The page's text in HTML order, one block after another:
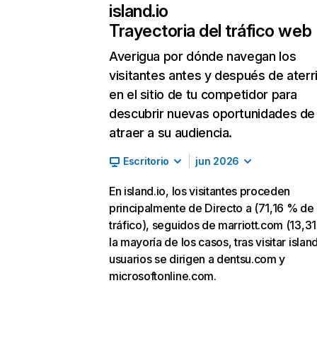
island.io
Trayectoria del tráfico web
Averigua por dónde navegan los
visitantes antes y después de
en el sitio de tu competidor para
descubrir nuevas oportunidades de
atraer a su audiencia.
Escritorio jun 2026
En island.io, los visitantes proceden
principalmente de Directo a (71,16 % de
tráfico), seguidos de marriott.com
la mayoría de los casos, tras visitar
usuarios se dirigen a dentsu.com y
microsoftonline.com.